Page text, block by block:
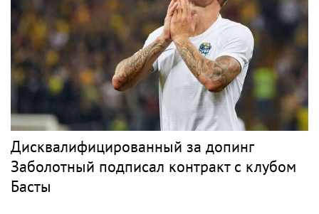
Дисквалифицированный за допинг
Заболотный подписал контракт с клубом
Басты